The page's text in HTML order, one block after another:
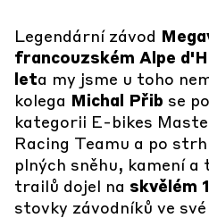
Legendární závod
francouzském Alpe
leta my jsme u toho
kolega Michal Přib se
kategorii E-bikes
Racing Teamu a po
plných sněhu, kamení
trailů dojel na skvělém
stovky závodníků ve